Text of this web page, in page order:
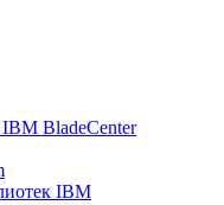
BladeCenter
IBM